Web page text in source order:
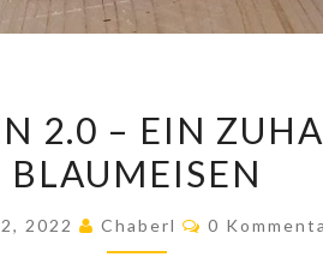
2.0
–
ZUHAUSE
2.0 – EIN
BLAUMEISEN
2022 Chaberl Kommentare
0